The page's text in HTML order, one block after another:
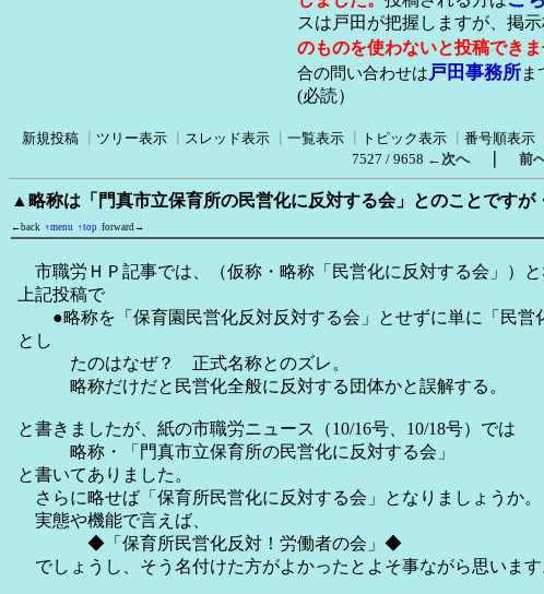
スは戸田が把握しますが、掲
のものを使わないと投稿できま
合の問い合わせは戸田事務所ま
(必読）
新規投稿 ツリー表示 スレッド表示 一覧表示 トピック表示 番号順表示
7527 / 9658 ←次へ｜ 前
▲略称は「門真市立保育所の民営化に反対する会」とのことですが
←back ↑menu ↑top forward→
市職労ＨＰ記事では、（仮称・略称「民営化に反対する会」）と
上記投稿で
●略称を「保育園民営化反対反対する会」とせずに単に「民営
とし
たのはなぜ？ 正式名称とのズレ。
略称だけだと民営化全般に反対する団体かと誤解する。
と書きましたが、紙の市職労ニュース（10/16号、10/18号）では
略称・「門真市立保育所の民営化に反対する会」
と書いてありました。
さらに略せば「保育所民営化に反対する会」となりましょうか。
実態や機能で言えば、
◆「保育所民営化反対！労働者の会」◆
でしょうし、そう名付けた方がよかったとよそ事ながら思います